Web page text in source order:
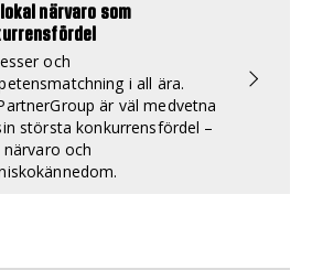
lokal närvaro som
och
i all ära.
är väl medvetna
största konkurrensfördel –
och